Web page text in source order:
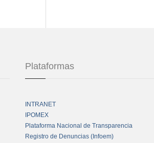
Plataformas
INTRANET
IPOMEX
Plataforma Nacional de Transparencia
Registro de Denuncias (Infoem)